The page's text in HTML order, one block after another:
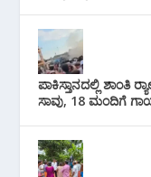
ಪಾಕಿಸ್ತಾನದಲ್ಲಿ ಶಾಂತಿ
ಸಾವು, 18 ಮಂದಿಗೆ